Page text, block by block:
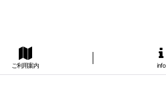
ご利用案内 info